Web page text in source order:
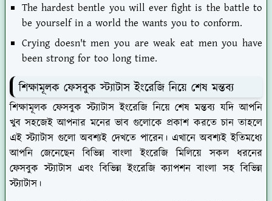
The hardest bentle you will ever fight is the battle to
be yourself in a world the wants you to conform.
Crying doesn't men you are weak eat men you have
been strong for too long time.
শিক্ষামূলক ফেসবুক স্ট্যাটাস ইংরেজি নিয়ে শেষ মন্তব্য
শিক্ষামূলক ফেসবুক স্ট্যাটাস ইংরেজি নিয়ে শেষ মন্তব্য যদি আপনি
খুব সহজেই আপনার মনের ভাব গুলোকে প্রকাশ করতে চান তাহলে
এই স্ট্যাটাস গুলো অবশ্যই দেখতে পারেন। এখানে অবশ্যই ইতিমধ্যে
আপনি জেনেছেন বিভিন্ন বাংলা ইংরেজি মিলিয়ে সকল ধরনের
ফেসবুক স্ট্যাটাস এবং বিভিন্ন ইংরেজি ক্যাপশন বাংলা সহ বিভিন্ন
স্ট্যাটাস।